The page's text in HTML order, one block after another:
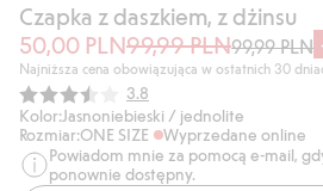
Czapka z daszkiem, z dżinsu
50,00 PLN99,99 PLN99,99 PLN
Najniższa cena obowiązująca w ostatnich 30
Średnia ocena:
3.8
Kolor:Jasnoniebieski / jednolite
Rozmiar:ONE SIZE
Wyprzedane online
Powiadom mnie za pomocą e-mail,
ponownie dostępny.